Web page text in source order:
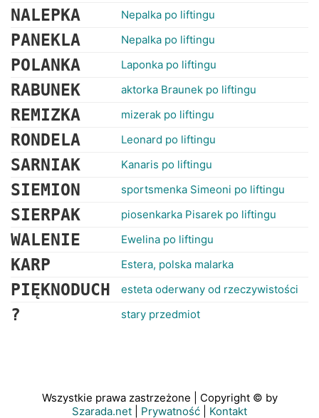
NALEPKA Nepalka po liftingu
PANEKLA Nepalka po liftingu
POLANKA Laponka po liftingu
RABUNEK aktorka Braunek po liftingu
REMIZKA mizerak po liftingu
RONDELA Leonard po liftingu
SARNIAK Kanaris po liftingu
SIEMION sportsmenka Simeoni po liftingu
SIERPAK piosenkarka Pisarek po liftingu
WALENIE Ewelina po liftingu
KARP Estera, polska malarka
PIĘKNODUCH esteta oderwany od rzeczywistości
? stary przedmiot
Wszystkie prawa zastrzeżone | Copyright © by
Szarada.net
Prywatność Kontakt